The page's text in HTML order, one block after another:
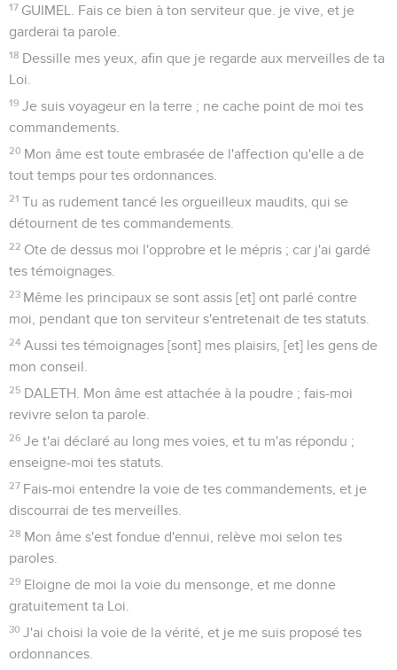
17 GUIMEL. Fais ce bien à ton serviteur que. je vive, et je
garderai ta parole.
18 Dessille mes yeux, afin que je regarde aux merveilles de ta
Loi.
19 Je suis voyageur en la terre ; ne cache point de moi tes
commandements.
20 Mon âme est toute embrasée de l'affection qu'elle a de
tout temps pour tes ordonnances.
21 Tu as rudement tancé les orgueilleux maudits, qui se
détournent de tes commandements.
22 Ote de dessus moi l'opprobre et le mépris ; car j'ai gardé
tes témoignages.
23 Même les principaux se sont assis [et] ont parlé contre
moi, pendant que ton serviteur s'entretenait de tes statuts.
24 Aussi tes témoignages [sont] mes plaisirs, [et] les gens de
mon conseil.
25 DALETH. Mon âme est attachée à la poudre ; fais-moi
revivre selon ta parole.
26 Je t'ai déclaré au long mes voies, et tu m'as répondu ;
enseigne-moi tes statuts.
27 Fais-moi entendre la voie de tes commandements, et je
discourrai de tes merveilles.
28 Mon âme s'est fondue d'ennui, relève moi selon tes
paroles.
29 Eloigne de moi la voie du mensonge, et me donne
gratuitement ta Loi.
30 J'ai choisi la voie de la vérité, et je me suis proposé tes
ordonnances.